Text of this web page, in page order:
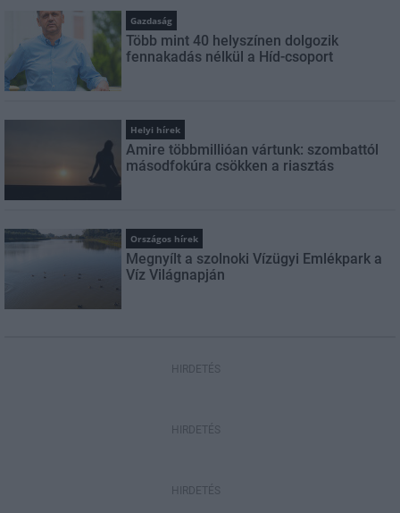
Gazdaság
Több mint 40 helyszínen dolgozik
fennakadás nélkül a Híd-csoport
Helyi hírek
Amire többmillióan vártunk: szombattól
másodfokúra csökken a riasztás
Országos hírek
Megnyílt a szolnoki Vízügyi Emlékpark a
Víz Világnapján
HIRDETÉS
HIRDETÉS
HIRDETÉS